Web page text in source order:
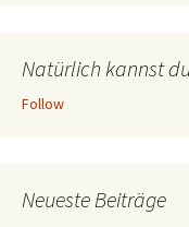
Natürlich kannst
Follow
Neueste Beiträge